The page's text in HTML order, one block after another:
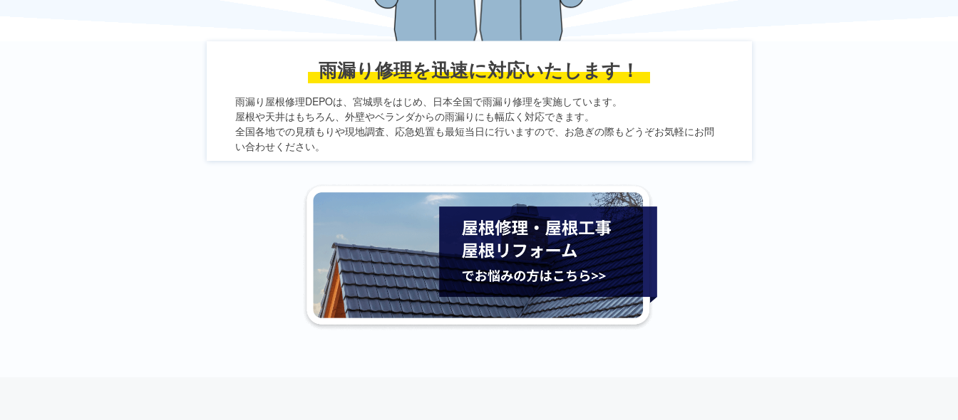
雨漏り修理を迅速に対応いたします！
雨漏り屋根修理DEPOは、宮城県をはじめ、日本全国で雨漏り修理を実施しています。
屋根や天井はもちろん、外壁やベランダからの雨漏りにも幅広く対応できます。
全国各地での見積もりや現地調査、応急処置も最短当日に行いますので、お急ぎの際もどうぞお気軽にお問
い合わせください。